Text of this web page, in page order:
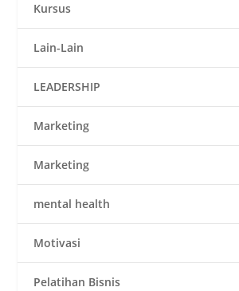
Kursus
Lain-Lain
LEADERSHIP
Marketing
Marketing
mental health
Motivasi
Pelatihan Bisnis